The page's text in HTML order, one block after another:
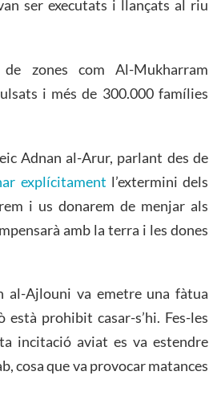
ser executats i llançats al riu
de zones com Al-Mukharram
i més de 300.000 famílies
Adnan al-Arur, parlant des de
explícitament l’extermini dels
i us donarem de menjar als
amb la terra i les dones
al-Ajlouni va emetre una fàtua
prohibit casar-s’hi. Fes-les
incitació aviat es va estendre
cosa que va provocar matances